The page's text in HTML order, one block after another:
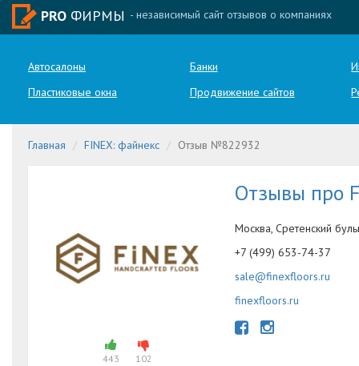
PRO ФИРМЫ - независимый сайт отзывов о компаниях
Автосалоны Банки
Пластиковые окна
Продвижение сайтов
Главная FINEX: файнекс Отзыв №822932
443
102
Отзывы про
Москва, Сретенский
+7 (499) 653-74-37
sale@finexfloors.ru
finexfloors.ru